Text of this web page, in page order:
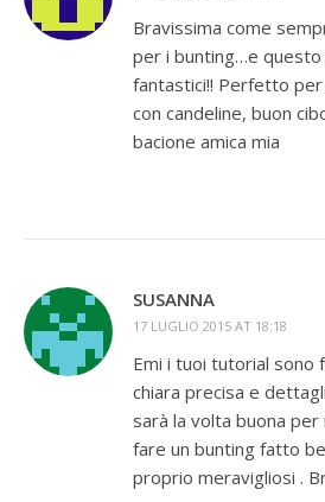
Bravissima come
per i bunting…e questo
fantastici!! Perfetto per
con candeline, buon
bacione amica mia
SUSANNA
17 LUGLIO 2015 AT 18:18
Emi i tuoi tutorial sono
chiara precisa e
sarà la volta buona
fare un bunting fatto
proprio meravigliosi .